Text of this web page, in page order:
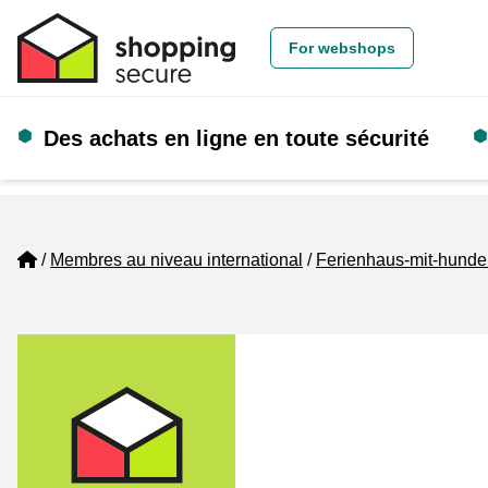
For webshops
Des achats en ligne en toute sécurité
Home
Membres au niveau international Ferienhaus-mit-